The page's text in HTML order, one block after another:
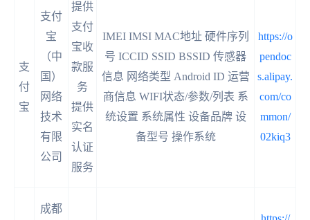
支
付
宝
支付
宝
（中
国）
网络
技术
有限
公司
提供
支付
宝收
款服
务
提供
实名
认证
服务
IMEI IMSI MAC地址 硬件序列
号 ICCID SSID BSSID 传感器
信息 网络类型 Android ID 运营
商信息 WIFI状态/参数/列表 系
统设置 系统属性 设备品牌 设
备型号 操作系统
https://o
pendoc
s.alipay.
com/co
mmon/
02kiq3
成都